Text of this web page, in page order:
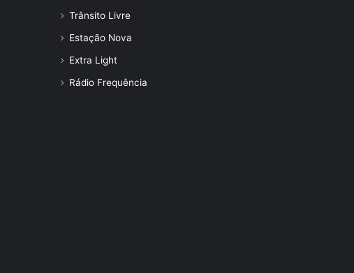
Trânsito Livre
Estação Nova
Extra Light
Rádio Frequência